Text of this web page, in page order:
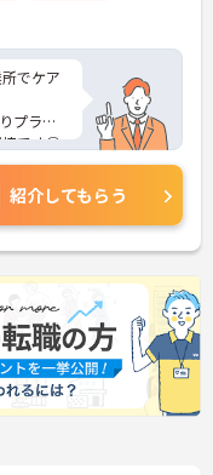
でケア
プライ
境です◎
々♪現場
フォロ
ートで
のポイ
ており
紹介してもらう